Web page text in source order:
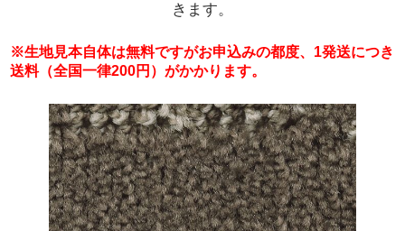
きます。
※生地見本自体は無料ですがお申込みの都度、1発送につき
送料（全国一律200円）がかかります。